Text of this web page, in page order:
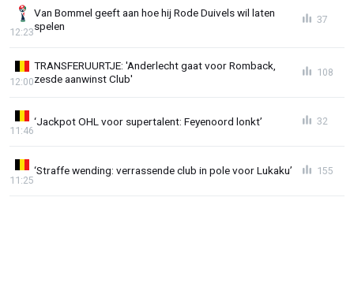
Van Bommel geeft aan hoe hij Rode Duivels wil laten
spelen
12:23
37
TRANSFERUURTJE: 'Anderlecht gaat voor Romback,
zesde aanwinst Club'
12:00
108
‘Jackpot OHL voor supertalent: Feyenoord lonkt’
11:46
32
‘Straffe wending: verrassende club in pole voor Lukaku’
11:25
155